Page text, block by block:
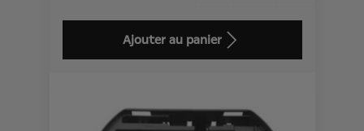
Price
48,43
Quantity
to:
Ajouter au panier